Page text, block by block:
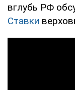
вглубь РФ
Ставки